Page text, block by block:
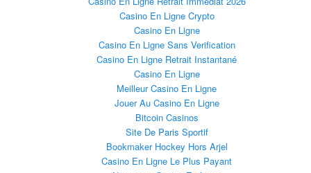
Casino En Ligne Crypto
Casino En Ligne
Casino En Ligne Sans Verification
Casino En Ligne Retrait Instantané
Casino En Ligne
Meilleur Casino En Ligne
Jouer Au Casino En Ligne
Bitcoin Casinos
Site De Paris Sportif
Bookmaker Hockey Hors Arjel
Casino En Ligne Le Plus Payant